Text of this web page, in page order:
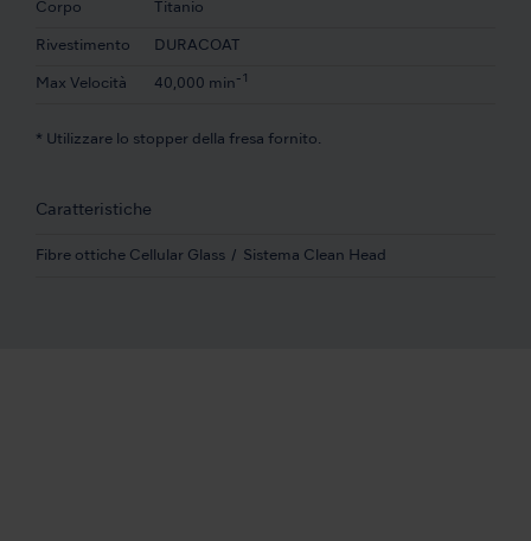
Corpo Titanio
Rivestimento DURACOAT
Max Velocità 40,000 min -1
* Utilizzare lo stopper della fresa fornito.
Caratteristiche
Fibre ottiche Cellular Glass Sistema Clean Head